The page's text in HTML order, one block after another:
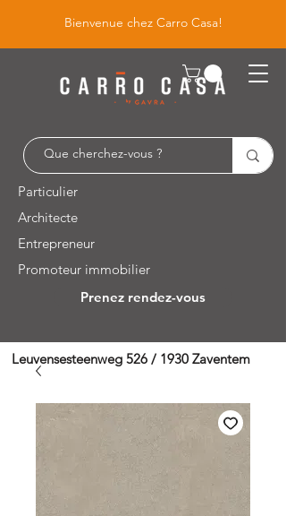
Bienvenue chez Carro Casa!
Particulier
Architecte
Entrepreneur
Promoteur immobilier
Prenez rendez-vous
Leuvensesteenweg 526 / 1930 Zaventem